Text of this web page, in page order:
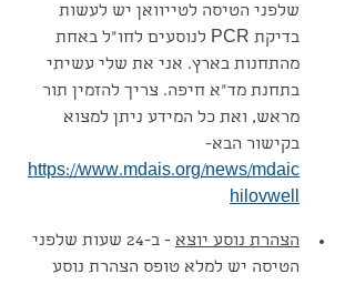
שלפני הטיסה לטייוואן יש לעשות
בדיקת PCR לנוסעים לחו״ל באחת
מהתחנות בארץ. אני את שלי עשיתי
בתחנת מד"א חיפה. צריך להזמין תור
מראש, ואת כל המידע ניתן למצוא
בקישור הבא-
https://www.mdais.org/news/mdaic
hilovwell
הצהרת נוסע יוצא
- ב-24 שעות שלפני
הטיסה יש למלא טופס הצהרת נוסע